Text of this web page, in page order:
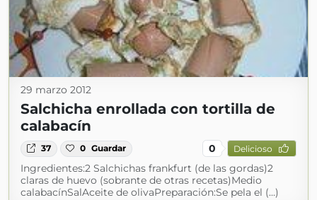
29 marzo 2012
Salchicha enrollada con tortilla de
calabacín
37 0 Guardar 0 Delicioso
Ingredientes:2 Salchichas frankfurt (de las gordas)2
claras de huevo (sobrante de otras recetas)Medio
calabacínSalAceite de olivaPreparación:Se pela el (...)